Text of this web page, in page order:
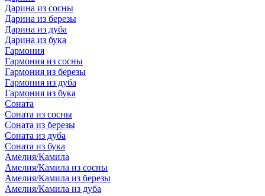
Дарина из сосны
Дарина из березы
Дарина из дуба
Дарина из бука
Гармония
Гармония из сосны
Гармония из березы
Гармония из дуба
Гармония из бука
Соната
Соната из сосны
Соната из березы
Соната из дуба
Соната из бука
Амелия/Камила
Амелия/Камила из сосны
Амелия/Камила из березы
Амелия/Камила из дуба